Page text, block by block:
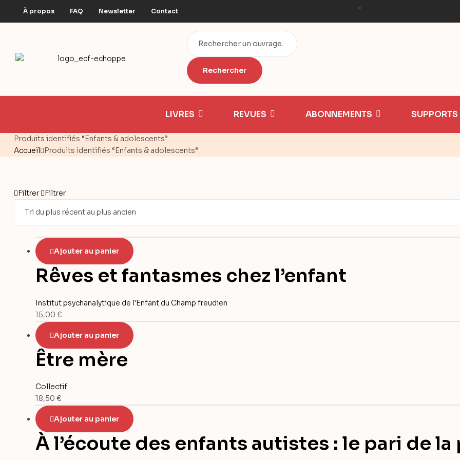
À propos FAQ Newsletter Contact
LIVRES REVUES ABONNEMENTS
Produits identifiés “Enfants & adolescents”
Accueil
Produits identifiés “Enfants & adolescents”
Filtrer Filtrer
Ajouter au panier
Rêves et fantasmes chez l’enfant
Institut psychanalytique de l'Enfant du Champ freudien
15,00 €
Ajouter au panier
Être mère
Collectif
18,50 €
Ajouter au panier
À l’écoute des enfants autistes : le pari de la